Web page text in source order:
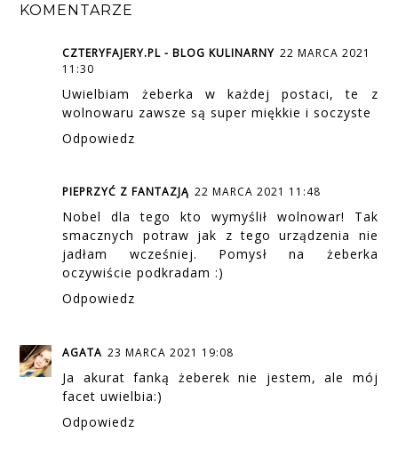
KOMENTARZE
CZTERYFAJERY.PL - BLOG KULINARNY 22 MARCA 2021
11:30
Uwielbiam żeberka w każdej postaci, te z
wolnowaru zawsze są super miękkie i soczyste
Odpowiedz
PIEPRZYĆ Z FANTAZJĄ 22 MARCA 2021 11:48
Nobel dla tego kto wymyślił wolnowar! Tak
smacznych potraw jak z tego urządzenia nie
jadłam wcześniej. Pomysł na żeberka
oczywiście podkradam :)
Odpowiedz
AGATA 23 MARCA 2021 19:08
Ja akurat fanką żeberek nie jestem, ale mój
facet uwielbia:)
Odpowiedz